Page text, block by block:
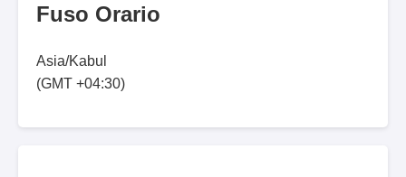
Fuso Orario
Asia/Kabul
(GMT +04:30)